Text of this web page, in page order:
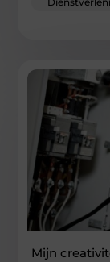
Mijn